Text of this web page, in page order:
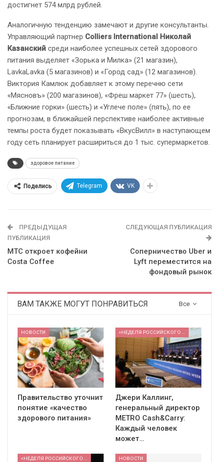
достигнет 574 млрд рублей.
Аналогичную тенденцию замечают и другие консультанты.
Управляющий партнер Colliers International Николай
Казанский среди наиболее успешных сетей здорового
питания выделяет «Зорька и Милка» (21 магазин),
LavkaLavka (5 магазинов) и «Город сад» (12 магазинов).
Виктория Камлюк добавляет к этому перечню сети
«Мясновъ» (200 магазинов), «Фреш маркет 77» (шесть),
«Ближние горки» (шесть) и «Углече поле» (пять), по ее
прогнозам, в ближайшей перспективе наиболее активные
темпы роста будет показывать «ВкусВилл» в наступающем
году сеть планирует расшириться до 1 тыс. супермаркетов.
здоровое питание
Поделись Telegram VK
ПРЕДЫДУЩАЯ
ПУБЛИКАЦИЯ
МТС откроет кофейни
Costa Coffee
СЛЕДУЮЩАЯ ПУБЛИКАЦИЯ
Соперничество Uber и
Lyft переместится на
фондовый рынок
Все
ВАМ ТАКЖЕ МОГУТ ПОНРАВИТЬСЯ
НОВОСТИ
Правительство уточнит
понятие «качество
здорового питания»
Джери Каллинг,
генеральный директор
METRO Cash&Carry:
Каждый человек
может…
«НЕДЕЛЯ РОССИЙСКОГО РИТЕЙЛА» 2026 НОВОСТИ